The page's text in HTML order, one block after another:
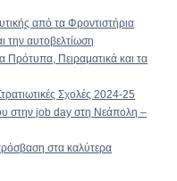
από τα Φροντιστήρια
την αυτοβελτίωση
Πρότυπα, Πειραματικά και τα
Σχολές 2024-25
στην job day στη Νεάπολη –
στα καλύτερα